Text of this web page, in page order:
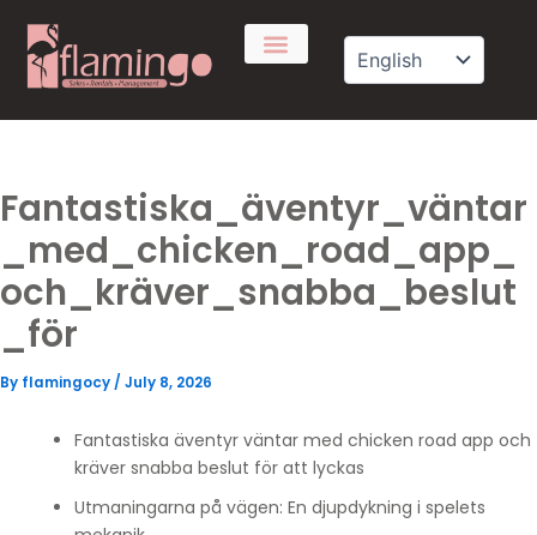
content
Fantastiska_äventyr_väntar
_med_chicken_road_app_
och_kräver_snabba_beslut
_för
By flamingocy / July 8, 2026
Fantastiska äventyr väntar med chicken road app och
kräver snabba beslut för att lyckas
Utmaningarna på vägen: En djupdykning i spelets